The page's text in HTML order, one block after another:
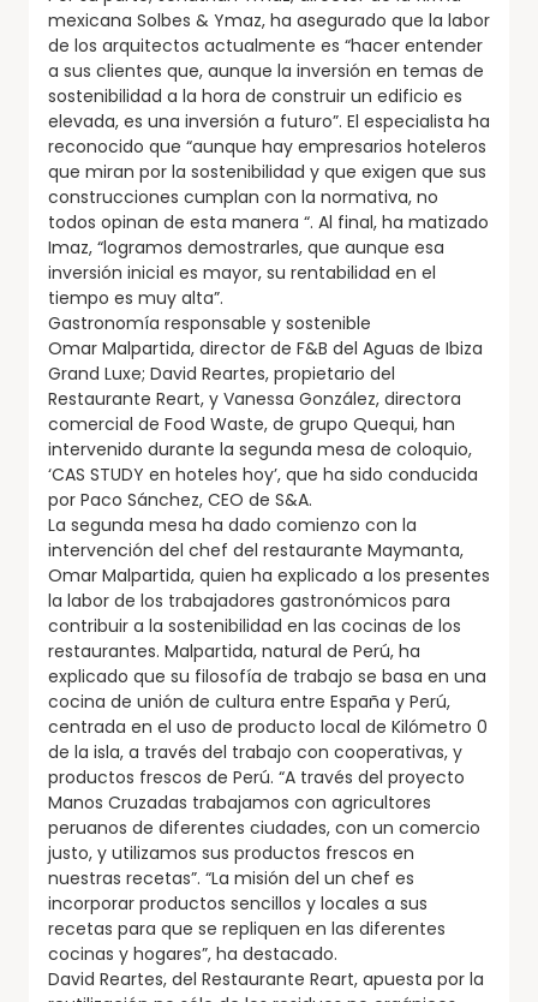
mexicana Solbes & Ymaz, ha asegurado que la labor
de los arquitectos actualmente es “hacer entender
a sus clientes que, aunque la inversión en temas de
sostenibilidad a la hora de construir un edificio es
elevada, es una inversión a futuro”. El especialista ha
reconocido que “aunque hay empresarios hoteleros
que miran por la sostenibilidad y que exigen que sus
construcciones cumplan con la normativa, no
todos opinan de esta manera “. Al final, ha matizado
Imaz, “logramos demostrarles, que aunque esa
inversión inicial es mayor, su rentabilidad en el
tiempo es muy alta”.
Gastronomía responsable y sostenible
Omar Malpartida, director de F&B del Aguas de Ibiza
Grand Luxe; David Reartes, propietario del
Restaurante Reart, y Vanessa González, directora
comercial de Food Waste, de grupo Quequi, han
intervenido durante la segunda mesa de coloquio,
‘CAS STUDY en hoteles hoy’, que ha sido conducida
por Paco Sánchez, CEO de S&A.
La segunda mesa ha dado comienzo con la
intervención del chef del restaurante Maymanta,
Omar Malpartida, quien ha explicado a los presentes
la labor de los trabajadores gastronómicos para
contribuir a la sostenibilidad en las cocinas de los
restaurantes. Malpartida, natural de Perú, ha
explicado que su filosofía de trabajo se basa en una
cocina de unión de cultura entre España y Perú,
centrada en el uso de producto local de Kilómetro 0
de la isla, a través del trabajo con cooperativas, y
productos frescos de Perú. “A través del proyecto
Manos Cruzadas trabajamos con agricultores
peruanos de diferentes ciudades, con un comercio
justo, y utilizamos sus productos frescos en
nuestras recetas”. “La misión del un chef es
incorporar productos sencillos y locales a sus
recetas para que se repliquen en las diferentes
cocinas y hogares”, ha destacado.
David Reartes, del Restaurante Reart, apuesta por la